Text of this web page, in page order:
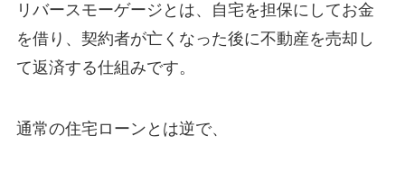
リバースモーゲージとは、自宅を担保にしてお金
を借り、契約者が亡くなった後に不動産を売却し
て返済する仕組みです。
通常の住宅ローンとは逆で、